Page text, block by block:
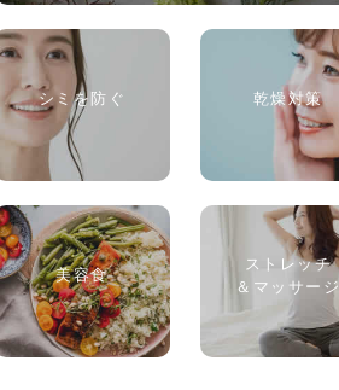
シミを防ぐ 乾燥対策
美容食
ストレッチ
＆マッサージ